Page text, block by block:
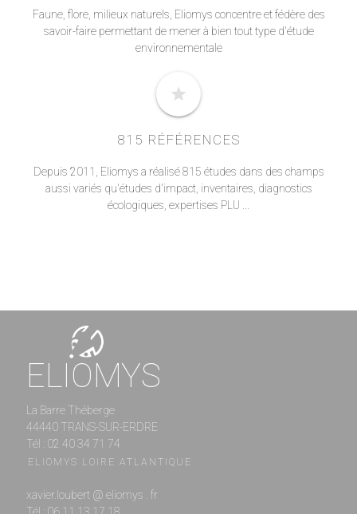
Faune, flore, milieux naturels, Eliomys concentre et fédère des
savoir-faire permettant de mener à bien tout type d'étude
environnementale
star
815 RÉFÉRENCES
Depuis 2011, Eliomys a réalisé 815 études dans des champs
aussi variés qu'études d'impact, inventaires, diagnostics
écologiques, expertises PLU ...
ELIOMYS
La Barre Théberge
44440 TRANS-SUR-ERDRE
Tél : 02 40 34 71 74
ELIOMYS LOIRE ATLANTIQUE
xavier.loubert @ eliomys . fr